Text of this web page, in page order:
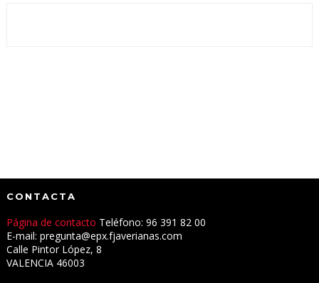
CONTACTA
Página de contacto Teléfono: 96 391 82 00
E-mail: pregunta@epx.fjaverianas.com
Calle Pintor López, 8
VALENCIA 46003